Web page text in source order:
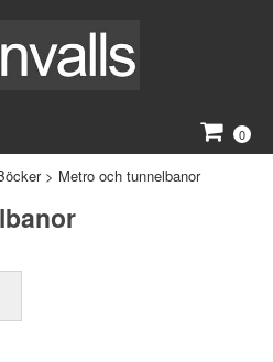
0
> Metro och tunnelbanor